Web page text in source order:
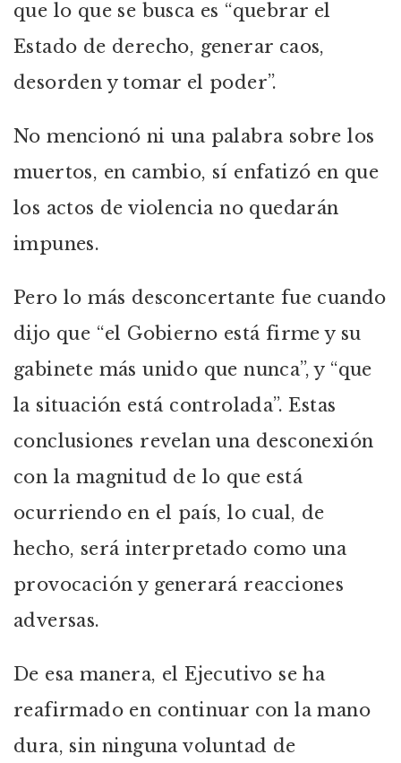
que lo que se busca es “quebrar el
Estado de derecho, generar caos,
desorden y tomar el poder”.
No mencionó ni una palabra sobre los
muertos, en cambio, sí enfatizó en que
los actos de violencia no quedarán
impunes.
Pero lo más desconcertante fue cuando
dijo que “el Gobierno está firme y su
gabinete más unido que nunca”, y “que
la situación está controlada”. Estas
conclusiones revelan una desconexión
con la magnitud de lo que está
ocurriendo en el país, lo cual, de
hecho, será interpretado como una
provocación y generará reacciones
adversas.
De esa manera, el Ejecutivo se ha
reafirmado en continuar con la mano
dura, sin ninguna voluntad de